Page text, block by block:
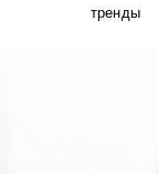
тренды